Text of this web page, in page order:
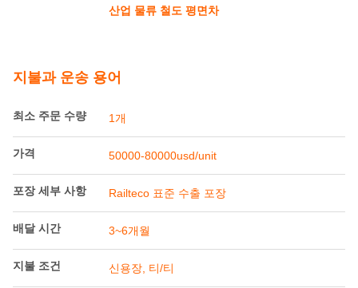
산업 물류 철도 평면차
지불과 운송 용어
최소 주문 수량 1개
가격 50000-80000usd/unit
포장 세부 사항 Railteco 표준 수출 포장
배달 시간 3~6개월
지불 조건 신용장, 티/티